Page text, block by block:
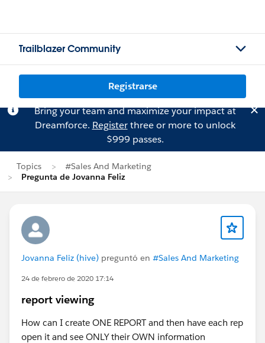
Trailblazer Community
Registrarse
Bring your team and maximize your impact at
Dreamforce. Registerthree or more to unlock
$999 passes.
Topics
#Sales And Marketing
Pregunta de Jovanna Feliz
Jovanna Feliz (hive) preguntó en #Sales And Marketing
24 de febrero de 2020 17:14
report viewing
How can I create ONE REPORT and then have each rep
open it and see ONLY their OWN information